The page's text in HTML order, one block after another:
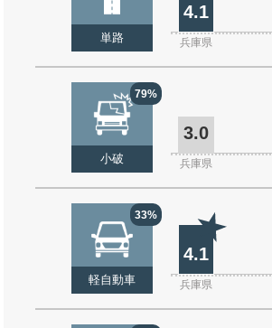
単路
4.1
兵庫県
79%
小破
3.0
兵庫県
33%
軽自動車
4.1
兵庫県